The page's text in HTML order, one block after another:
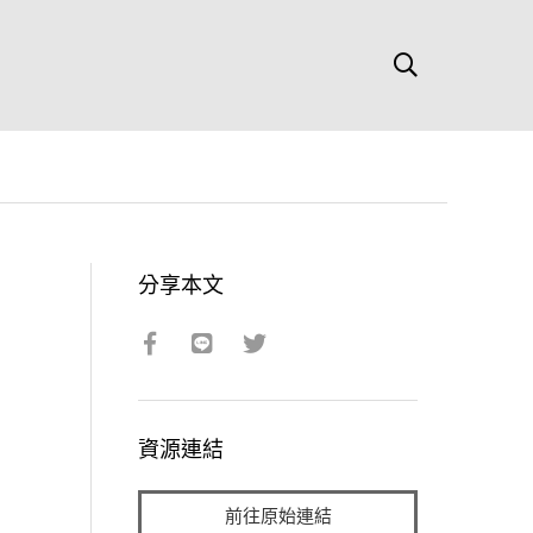
分享本文
資源連結
前往原始連結